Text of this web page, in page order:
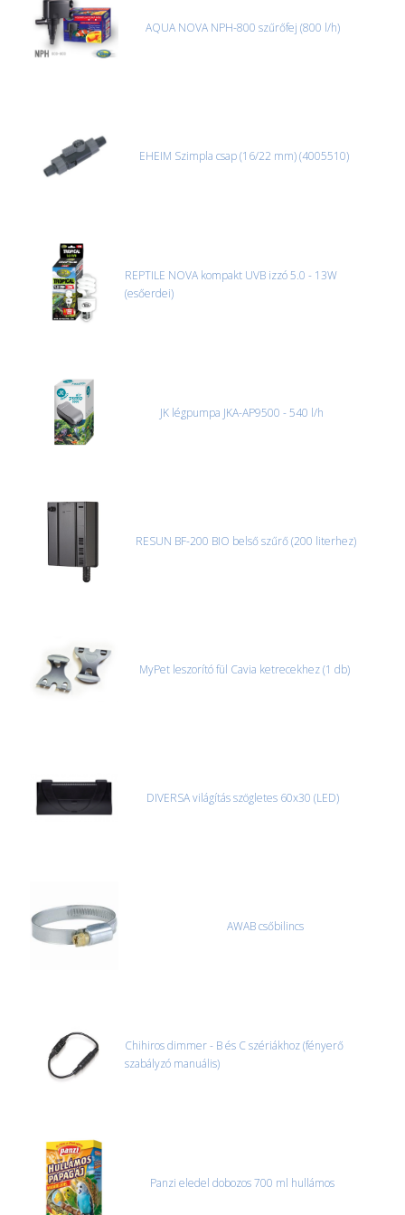
és azonnal eljutott hozzánk az információ.
AQUA NOVA NPH-800 szűrőfej (800 l/h)
EHEIM Szimpla csap (16/22 mm) (4005510)
REPTILE NOVA kompakt UVB izzó 5.0 - 13W
(esőerdei)
JK légpumpa JKA-AP9500 - 540 l/h
RESUN BF-200 BIO belső szűrő (200 literhez)
MyPet leszorító fül Cavia ketrecekhez (1 db)
DIVERSA világítás szögletes 60x30 (LED)
AWAB csőbilincs
Chihiros dimmer - B és C szériákhoz (fényerő
szabályzó manuális)
Panzi eledel dobozos 700 ml hullámos